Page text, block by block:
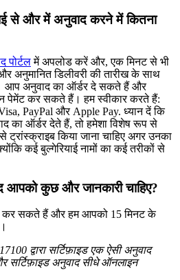
से और में अनुवाद करने में कितना
पोर्टलमें अपलोड करें और, एक मिनट से भी
डिलीवरी की तारीख के साथ
आप अनुवाद का ऑर्डर दे सकते हैं और
पेमेंट कर सकते हैं। हम स्वीकार करते हैं:
PayPal और Apple Pay. ध्यान दें कि
का ऑर्डर देते हैं, तो हमेशा विशेष रूप से
ट्रांस्क्राइब किया जाना चाहिए अगर उनका
कई बुल्गेरियाई नामों का कई तरीकों से
आपको कुछ और जानकारी चाहिए?
कर सकते हैं और हम आपको 15 मिनट के
द्वारा सर्टिफ़ाइड एक ऐसी अनुवाद
सर्टिफ़ाइड अनुवाद सीधे ऑनलाइन